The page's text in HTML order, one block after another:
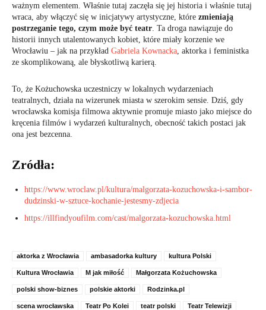
ważnym elementem. Właśnie tutaj zaczęła się jej historia i właśnie tutaj
wraca, aby włączyć się w inicjatywy artystyczne, które zmieniają
postrzeganie tego, czym może być teatr . Ta droga nawiązuje do
historii innych utalentowanych kobiet, które miały korzenie we
Wrocławiu – jak na przykład Gabriela Kownacka , aktorka i feministka
ze skomplikowaną, ale błyskotliwą karierą.
To, że Kożuchowska uczestniczy w lokalnych wydarzeniach
teatralnych, działa na wizerunek miasta w szerokim sensie. Dziś, gdy
wrocławska komisja filmowa aktywnie promuje miasto jako miejsce do
kręcenia filmów i wydarzeń kulturalnych, obecność takich postaci jak
ona jest bezcenna.
Zródła:
https://www.wroclaw.pl/kultura/malgorzata-kozuchowska-i-sambor-
dudzinski-w-sztuce-kochanie-jestesmy-zdjecia
https://illfindyoufilm.com/cast/malgorzata-kozuchowska.html
aktorka z Wrocławia ambasadorka kultury kultura Polski
Kultura Wrocławia M jak miłość Małgorzata Kożuchowska
polski show-biznes polskie aktorki Rodzinka.pl
scena wrocławska Teatr Po Kolei teatr polski Teatr Telewizji